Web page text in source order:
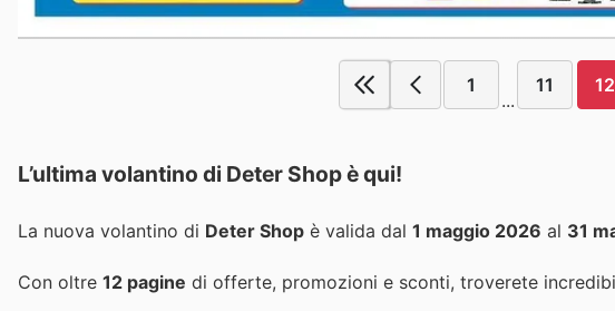
1
...
11 12
L’ultima volantino di Deter Shop è qui!
La nuova volantino di Deter Shop è valida dal 1 maggio 2026 al 31
Con oltre 12 pagine di offerte, promozioni e sconti, troverete